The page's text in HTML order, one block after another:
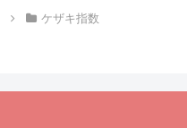
ケザキ指数